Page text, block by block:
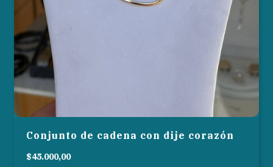
Conjunto de cadena con dije corazón
$45.000,00